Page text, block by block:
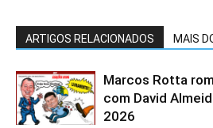
ARTIGOS RELACIONADOS MAIS
Marcos Rotta
com David
2026